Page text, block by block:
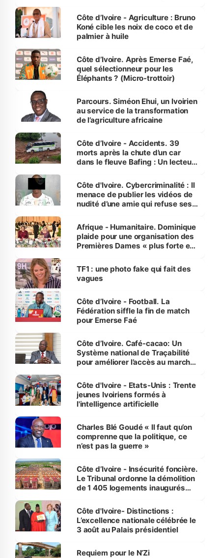
Côte d’Ivoire - Agriculture : Bruno
Koné cible les noix de coco et de
palmier à huile
Côte d’Ivoire. Après Emerse Faé,
quel sélectionneur pour les
Éléphants ? (Micro-trottoir)
Parcours. Siméon Ehui, un Ivoirien
au service de la transformation
de l’agriculture africaine
Côte d’Ivoire - Accidents. 39
morts après la chute d’un car
dans le fleuve Bafing : Un lecteur
des Transports
Côte d'Ivoire. Cybercriminalité : Il
menace de publier les vidéos de
nudité d’une amie qui refuse ses
Afrique - Humanitaire. Dominique
plaide pour une organisation des
Premières Dames « plus forte et
sur la scène internationale »
TF1 : une photo fake qui fait des
vagues
Côte d’Ivoire - Football. La
Fédération siffle la fin de match
pour Emerse Faé
Côte d’Ivoire. Café-cacao: Un
Système national de Traçabilité
pour améliorer l’accès au marché
Côte d'Ivoire - Etats-Unis : Trente
jeunes Ivoiriens formés à
l'intelligence artificielle
Charles Blé Goudé « Il faut qu’on
comprenne que la politique, ce
n’est pas la guerre »
Côte d’Ivoire - Insécurité foncière.
Le Tribunal ordonne la démolition
de 1 405 logements inaugurés
Bassam
Côte d'Ivoire- Distinctions :
L’excellence nationale célébrée le
3 août au Palais présidentiel
Requiem pour le N’Zi